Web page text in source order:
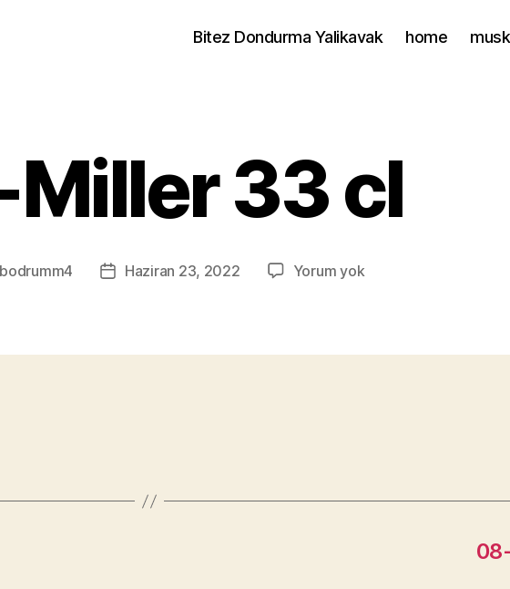
Bitez Dondurma Yalikavak home
33 cl
bodrumm4 Haziran 23, 2022 Yorum yok